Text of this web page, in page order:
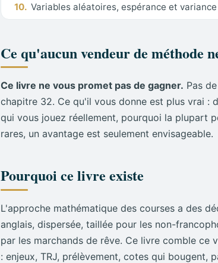
10. Variables aléatoires, espérance et variance
Partie III. L'espérance de gain : le cœur du
12. L'espérance mathématique d'un pari : la
13. Value bet : parier quand la cote dépasse
14. Estimer SA probabilité juste (et la calibrer)
15. Le seuil de rentabilité et pourquoi les «
17.
De la donnée à la probabilité : la démarche
18.
Scoring par points et la méthode Borda
19. Classements et éliminatoires : Condorcet,
Ce qu'aucun vendeur de méthode
Ce livre ne vous promet pas de gagner. Pas
chapitre 32. Ce qu'il vous donne est plus vrai :
qui vous jouez réellement, pourquoi la plupart
rares, un avantage est seulement envisageable.
Pourquoi ce livre existe
L'approche mathématique des courses a des
anglais, dispersée, taillée pour les non-
par les marchands de rêve. Ce livre comble ce
: enjeux, TRJ, prélèvement, cotes qui bougent,